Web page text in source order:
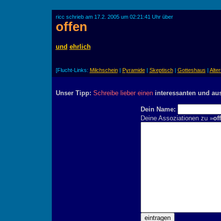
ricc schrieb am 17.2. 2005 um 02:21:41 Uhr über
offen
und ehrlich
[Flucht-Links: Milchschein| Pyramide| Skeptisch| Gotteshaus |
Unser Tipp: Schreibe lieber einen interessanten und
Dein Name:
Deine Assoziationen zu »